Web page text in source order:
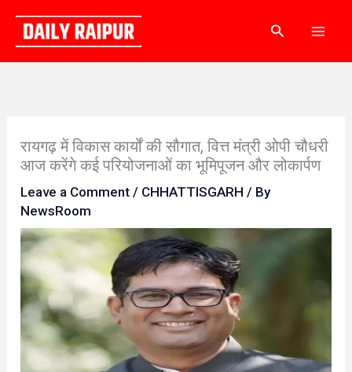
content
Search
रायगढ़ में विकास कार्यों की सौगात, वित्त मंत्री ओपी चौधरी
आज करेंगे कई परियोजनाओं का भूमिपूजन और लोकार्पण
Leave a Comment / CHHATTISGARH / By
NewsRoom